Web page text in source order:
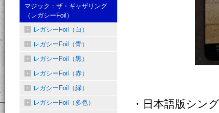
・日本語版シン
マジック：ザ・ギャザリング
（レガシーFoil）
レガシーFoil（白）
レガシーFoil（青）
レガシーFoil（黒）
レガシーFoil（赤）
レガシーFoil（緑）
レガシーFoil（多色）